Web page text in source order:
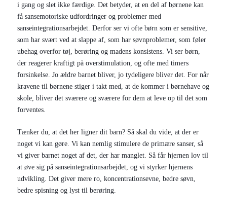
i gang og slet ikke færdige. Det betyder, at en del af børnene kan
få sansemotoriske udfordringer og problemer med
sanseintegrationsarbejdet. Derfor ser vi ofte børn som er sensitive,
som har svært ved at slappe af, som har søvnproblemer, som føler
ubehag overfor tøj, berøring og madens konsistens. Vi ser børn,
der reagerer kraftigt på overstimulation, og ofte med timers
forsinkelse. Jo ældre barnet bliver, jo tydeligere bliver det. For når
kravene til børnene stiger i takt med, at de kommer i børnehave og
skole, bliver det sværere og sværere for dem at leve op til det som
forventes.
Tænker du, at det her ligner dit barn? Så skal du vide, at der er
noget vi kan gøre. Vi kan nemlig stimulere de primære sanser, så
vi giver barnet noget af det, der har manglet. Så får hjernen lov til
at øve sig på sanseintegrationsarbejdet, og vi styrker hjernens
udvikling. Det giver mere ro, koncentrationsevne, bedre søvn,
bedre spisning og lyst til berøring.